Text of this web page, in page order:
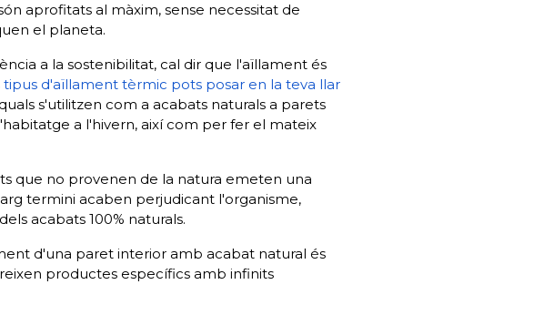
aprofitats al màxim, sense necessitat de
el planeta.
a la sostenibilitat, cal dir que l'aïllament és
tipus d'aïllament tèrmic pots posar en la teva llar
s'utilitzen com a acabats naturals a parets
a l'hivern, així com per fer el mateix
que no provenen de la natura emeten una
termini acaben perjudicant l'organisme,
acabats 100% naturals.
d'una paret interior amb acabat natural és
productes específics amb infinits